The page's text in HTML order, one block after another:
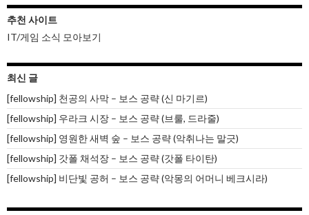
추천 사이트
IT/게임 소식 모아보기
최신 글
[fellowship] 천공의 사막 – 보스 공략 (신 마기르)
[fellowship] 우라크 시장 – 보스 공략 (브룰, 드라줄)
[fellowship] 영원한 새벽 숲 – 보스 공략 (악취나는 말긋)
[fellowship] 갓폴 채석장 – 보스 공략 (갓폴 타이탄)
[fellowship] 비단빛 공허 – 보스 공략 (악몽의 어머니 베크시라)